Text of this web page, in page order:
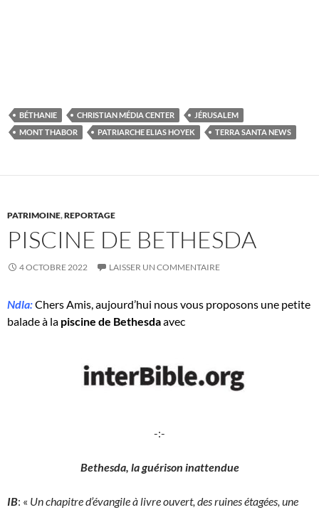
BÉTHANIE CHRISTIAN MÉDIA CENTER
JÉRUSALEM
MONT THABOR
PATRIARCHE ELIAS HOYEK TERRA SANTA NEWS
PATRIMOINE,REPORTAGE
PISCINE DE BETHESDA
4 OCTOBRE 2022 LAISSER UN COMMENTAIRE
Ndla:Chers Amis, aujourd’hui nous vous proposons une petite
balade à la piscine de Bethesdaavec
-:-
Bethesda, la guérison inattendue
IB: « Un chapitre d’évangile à livre ouvert, des ruines étagées, une